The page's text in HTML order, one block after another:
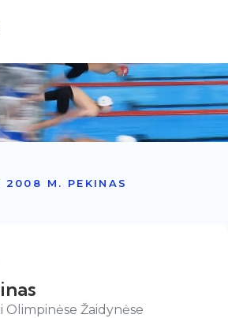
2008 M. PEKINAS
Žaidynėse